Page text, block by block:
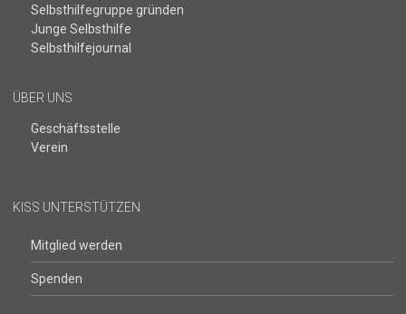
Selbsthilfegruppe gründen
Junge Selbsthilfe
Selbsthilfejournal
ÜBER UNS
Geschäftsstelle
Verein
KISS UNTERSTÜTZEN
Mitglied werden
Spenden